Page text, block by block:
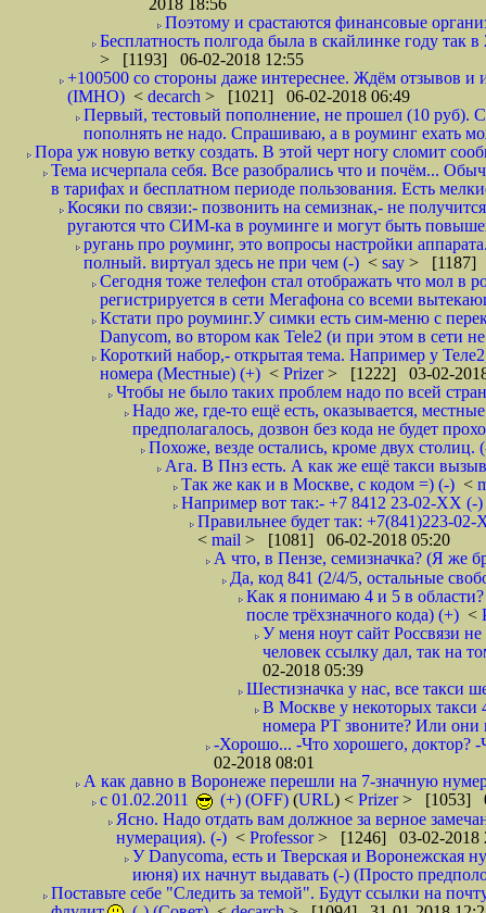
2018 18:56
Поэтому и срастаются финансовые
Бесплатность полгода была в скайлинке году
> [1193] 06-02-2018 12:55
+100500 со стороны даже интереснее. Ждём отзывов и
(IMHO) < decarch > [1021] 06-02-2018 06:49
Первый, тестовый пополнение, не прошел (10 руб).
пополнять не надо. Спрашиваю, а в роуминг ехать
Пора уж новую ветку создать. В этой черт ногу сломит
Тема исчерпала себя. Все разобрались что и почём...
в тарифах и бесплатном периоде пользования. Есть
Косяки по связи:- позвонить на семизнак,- не
ругаются что СИМ-ка в роуминге и могут быть
ругань про роуминг, это вопросы настройки
полный. виртуал здесь не при чем (-) < say > [1187]
Сегодня тоже телефон стал отображать что мол в
регистрируется в сети Мегафона со всеми
Кстати про роуминг.У симки есть сим-меню с
Danycom, во втором как Tele2 (и при этом в сети
Короткий набор,- открытая тема. Например у
номера (Местные) (+) < Prizer> [1222] 03-02-
Чтобы не было таких проблем надо по всей
Надо же, где-то ещё есть, оказывается,
предполагалось, дозвон без кода не будет
Похоже, везде остались, кроме двух
Ага. В Пнз есть. А как же ещё такси
Так же как и в Москве, с кодом =) (-) <
Например вот так:- +7 8412 23-02-ХХ (-
Правильнее будет так: +7(841)223-
< mail > [1081] 06-02-2018 05:20
А что, в Пензе, семизначка? (Я же
Да, код 841 (2/4/5, остальные
Как я понимаю 4 и 5 в
после трёхзначного кода) (+) <
У меня ноут сайт Россвязи
человек ссылку дал, так на
02-2018 05:39
Шестизначка у нас, все такси
В Москве у некоторых такси
номера РТ звоните? Или они
-Хорошо... -Что хорошего, доктор?
02-2018 08:01
А как давно в Воронеже перешли на 7-значную
с 01.02.2011
(+) (OFF) (URL) < Prizer> [1053]
Ясно. Надо отдать вам должное за верное
нумерация). (-) < Professor> [1246] 03-02-2018
У Danycoma, есть и Тверская и Воронежская
июня) их начнут выдавать (-) (Просто
Поставьте себе "Следить за темой". Будут ссылки на